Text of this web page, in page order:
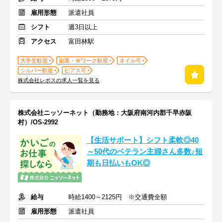
雇用形態
派遣社員
シフト
週3日以上
アクセス
富田林駅
大学生歓迎 副業・Ｗワーク歓迎
ネイル可
シルバー歓迎
ピアス可
株式会社レポスの求人一覧を見る
株式会社ニッソーネット（勤務地：大阪府南河内郡千早赤阪
村）/OS-2992
【生活サポート】シフト柔軟◎40
～50代のベテラン主婦さん多数♪短
期も日払いもOK◎
給与
時給1400～2125円 ※交通費全額
雇用形態
派遣社員